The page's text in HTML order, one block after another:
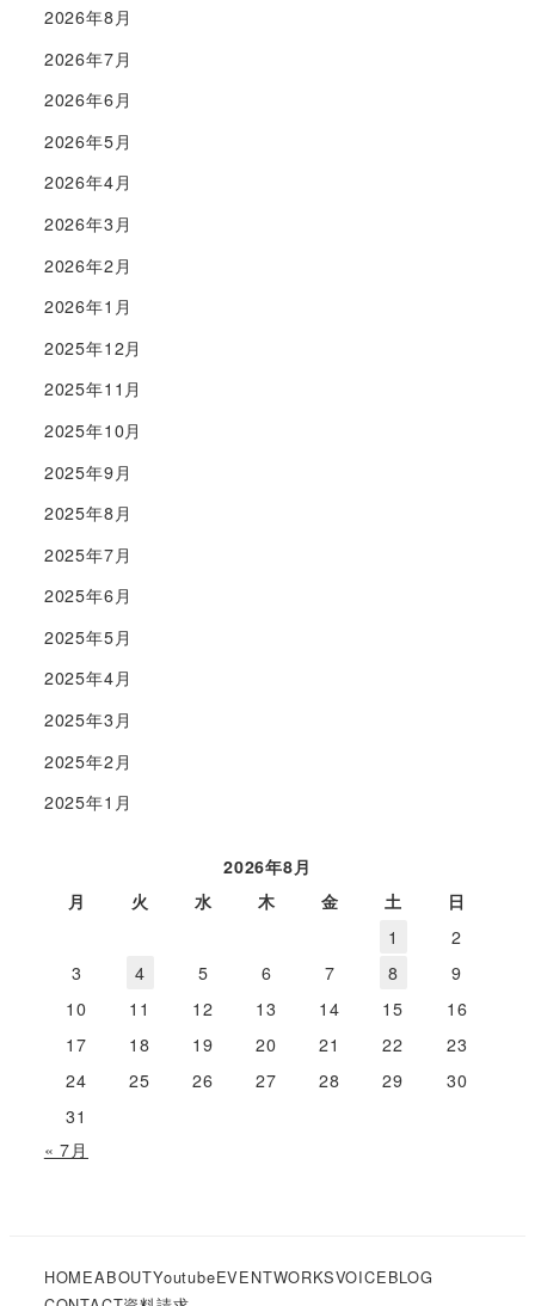
2026年8月
2026年7月
2026年6月
2026年5月
2026年4月
2026年3月
2026年2月
2026年1月
2025年12月
2025年11月
2025年10月
2025年9月
2025年8月
2025年7月
2025年6月
2025年5月
2025年4月
2025年3月
2025年2月
2025年1月
2026年8月
月
火 水 木 金 土
日
1
2
3
4 5 6 7 8
9
10
11 12 13 14 15
16
17
18 19 20 21 22
23
24
25 26 27 28 29
30
31
« 7月
HOMEABOUTYoutubeEVENTWORKSVOICEBLOG